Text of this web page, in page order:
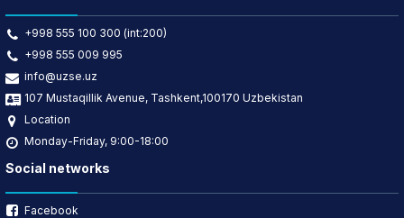
+998 555 100 300 (int:200)
+998 555 009 995
info@uzse.uz
107 Mustaqillik Avenue, Tashkent,100170 Uzbekistan
Location
Monday-Friday, 9:00-18:00
Social networks
Facebook